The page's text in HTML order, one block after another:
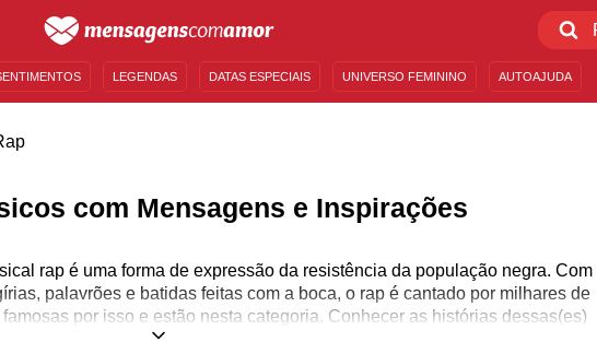
LEGENDAS DATAS ESPECIAIS UNIVERSO FEMININO AUTOAJUDA
com Mensagens e Inspirações
rap é uma forma de expressão da resistência da população negra. Com
palavrões e batidas feitas com a boca, o rap é cantado por milhares de
por isso e estão nesta categoria. Conhecer as histórias dessas(es)